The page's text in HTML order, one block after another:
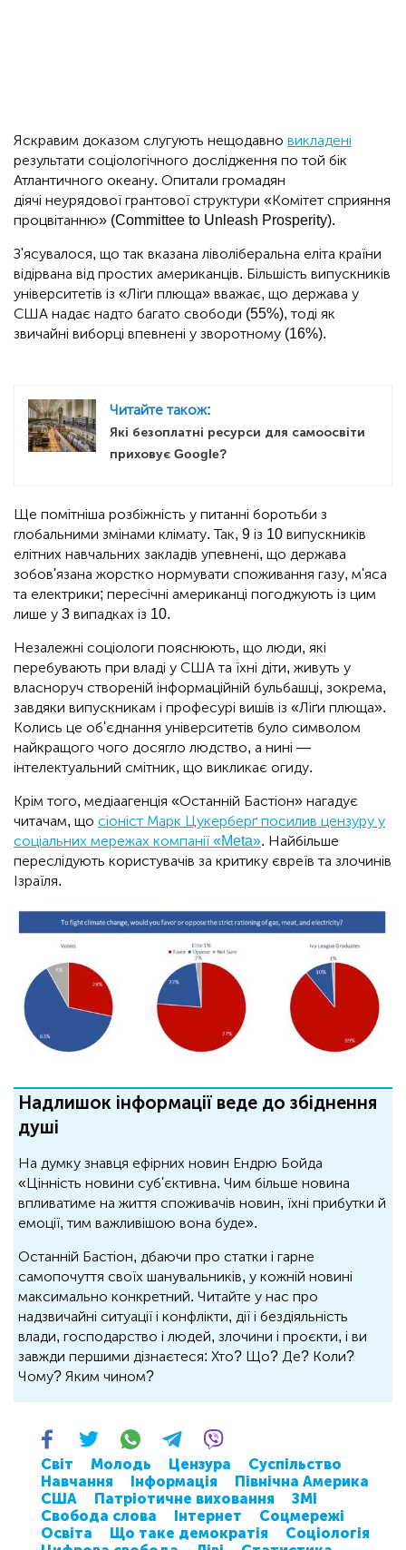
Яскравим доказом слугують нещодавно викладені
результати соціологічного дослідження по той бік
Атлантичного океану. Опитали громадян
діячі неурядової грантової структури «Комітет сприяння
процвітанню» (Committee to Unleash Prosperity).
З'ясувалося, що так вказана ліволіберальна еліта країни
відірвана від простих американців. Більшість випускників
університетів із «Ліґи плюща» вважає, що держава у
США надає надто багато свободи (55%), тоді як
звичайні виборці впевнені у зворотному (16%).
Читайте також:
Які безоплатні ресурси для самоосвіти
приховує Google?
Ще помітніша розбіжність у питанні боротьби з
глобальними змінами клімату. Так, 9 із 10 випускників
елітних навчальних закладів упевнені, що держава
зобов'язана жорстко нормувати споживання газу, м'яса
та електрики; пересічні американці погоджують із цим
лише у 3 випадках із 10.
Незалежні соціологи пояснюють, що люди, які
перебувають при владі у США та їхні діти, живуть у
власноруч створеній інформаційній бульбашці, зокрема,
завдяки випускникам і професурі вишів із «Ліґи плюща».
Колись це об'єднання університетів було символом
найкращого чого досягло людство, а нині —
інтелектуальний смітник, що викликає огиду.
Крім того, медіаагенція «Останній Бастіон» нагадує
читачам, що сіоніст Марк Цукерберґ посилив цензуру у
соціальних мережах компанії «Meta». Найбільше
переслідують користувачів за критику євреїв та злочинів
Ізраїля.
Надлишок інформації веде до збіднення
душі
На думку знавця ефірних новин Ендрю Бойда
«Цінність новини суб'єктивна. Чим більше новина
впливатиме на життя споживачів новин, їхні прибутки й
емоції, тим важливішою вона буде».
Останній Бастіон, дбаючи про статки і гарне
самопочуття своїх шанувальників, у кожній новині
максимально конкретний. Читайте у нас про
надзвичайні ситуації і конфлікти, дії і бездіяльність
влади, господарство і людей, злочини і проєкти, і ви
завжди першими дізнаєтеся: Хто? Що? Де? Коли?
Чому? Яким чином?
Світ Молодь Цензура
Суспільство
Навчання
Інформація
Північна Америка
США
Патріотичне виховання
ЗМІ
Свобода слова
Інтернет
Соцмережі
Освіта
Що таке демократія
Соціологія